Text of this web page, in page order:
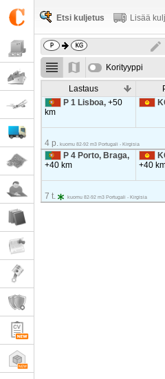
Etsi kuljetus Lisää
Korityyppi
Lastaus
P 1 Lisboa,+50
km
4 p. kuomu 82-92 m3 Portugali - Kirgisia
P 4 Porto, Braga,
+40 km
+40
7 t. kuomu 82-92 m3 Portugali - Kirgisia